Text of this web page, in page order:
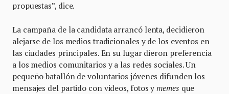
propuestas”, dice.
La campaña de la candidata arrancó lenta, decidieron
alejarse de los medios tradicionales y de los eventos en
las ciudades principales. En su lugar dieron preferencia
a los medios comunitarios y a las redes sociales. Un
pequeño batallón de voluntarios jóvenes difunden los
mensajes del partido con videos, fotos ymemes que